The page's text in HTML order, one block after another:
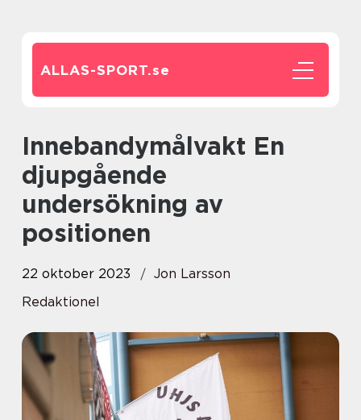
ALLAS-SPORT.se
Innebandymålvakt En
djupgående
undersökning av
positionen
22 oktober 2023
Jon Larsson
Redaktionel